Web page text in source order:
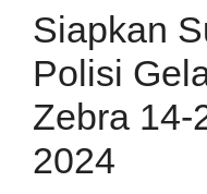
Siapkan
Polisi
Zebra 14-
2024